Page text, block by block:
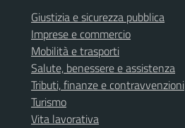
Giustizia e sicurezza pubblica
Imprese e commercio
Mobilità e trasporti
Salute, benessere e assistenza
Tributi, finanze e contravvenzioni
Turismo
Vita lavorativa